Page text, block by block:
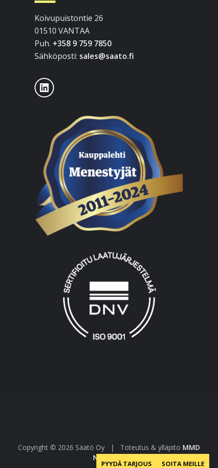
Koivupuistontie 26
01510 VANTAA
Puh. +358 9 759 7850
Sähköposti: sales@saato.fi
LinkedIn
PYYDÄ TARJOUS SOITA MEILLE
Copyright © 2026 Säätö Oy | Toteutus & ylläpito MMD
Networks